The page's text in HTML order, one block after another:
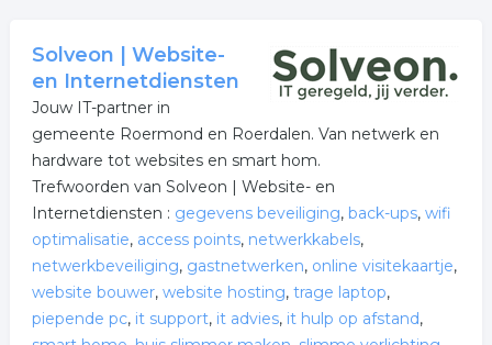
Solveon | Website-
en Internetdiensten
Jouw IT-partner in
gemeente Roermond en Roerdalen. Van netwerk en
hardware tot websites en smart hom.
Trefwoorden van Solveon | Website- en
Internetdiensten : gegevens beveiliging, back-ups, wifi
optimalisatie, access points, netwerkkabels,
netwerkbeveiliging, gastnetwerken, online visitekaartje,
website bouwer, website hosting, trage laptop,
piepende pc, it support, it advies, it hulp op afstand,